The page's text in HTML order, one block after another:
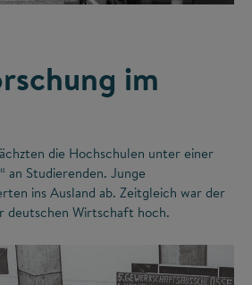
im
die Hochschulen unter einer
an Studierenden. Junge
ins Ausland ab. Zeitgleich war der
deutschen Wirtschaft hoch.